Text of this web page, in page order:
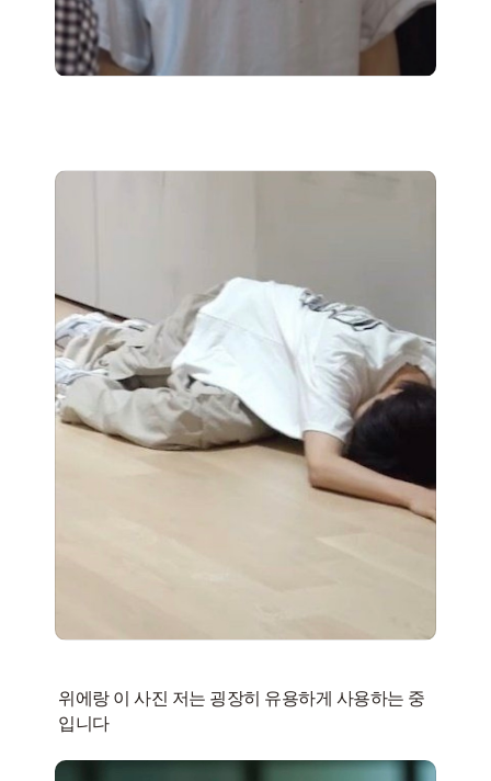
위에랑 이 사진 저는 굉장히 유용하게 사용하는 중
입니다